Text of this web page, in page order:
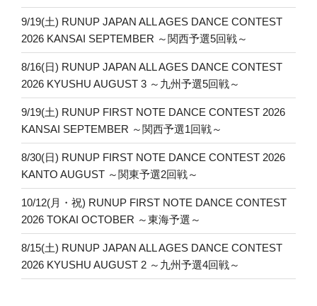
9/19(土) RUNUP JAPAN ALL AGES DANCE CONTEST
2026 KANSAI SEPTEMBER ～関西予選5回戦～
8/16(日) RUNUP JAPAN ALL AGES DANCE CONTEST
2026 KYUSHU AUGUST 3 ～九州予選5回戦～
9/19(土) RUNUP FIRST NOTE DANCE CONTEST 2026
KANSAI SEPTEMBER ～関西予選1回戦～
8/30(日) RUNUP FIRST NOTE DANCE CONTEST 2026
KANTO AUGUST ～関東予選2回戦～
10/12(月・祝) RUNUP FIRST NOTE DANCE CONTEST
2026 TOKAI OCTOBER ～東海予選～
8/15(土) RUNUP JAPAN ALL AGES DANCE CONTEST
2026 KYUSHU AUGUST 2 ～九州予選4回戦～